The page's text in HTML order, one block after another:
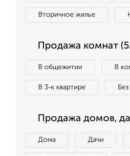
Вторичное жилье
Продажа комнат
В общежитии В
В 3‑к квартире
Продажа домов,
Дома Дачи